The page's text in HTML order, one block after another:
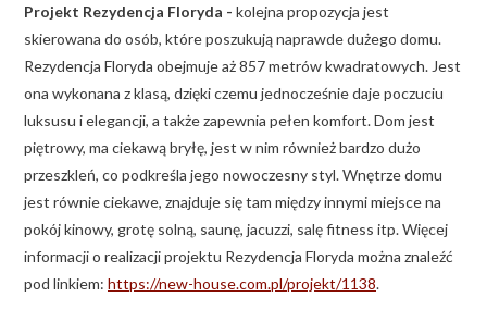
Projekt Rezydencja Floryda - kolejna propozycja jest
skierowana do osób, które poszukują naprawde dużego domu.
Rezydencja Floryda obejmuje aż 857 metrów kwadratowych. Jest
ona wykonana z klasą, dzięki czemu jednocześnie daje poczuciu
luksusu i elegancji, a także zapewnia pełen komfort. Dom jest
piętrowy, ma ciekawą bryłę, jest w nim również bardzo dużo
przeszkleń, co podkreśla jego nowoczesny styl. Wnętrze domu
jest równie ciekawe, znajduje się tam między innymi miejsce na
pokój kinowy, grotę solną, saunę, jacuzzi, salę fitness itp. Więcej
informacji o realizacji projektu Rezydencja Floryda można znaleźć
pod linkiem: https://new-house.com.pl/projekt/1138.